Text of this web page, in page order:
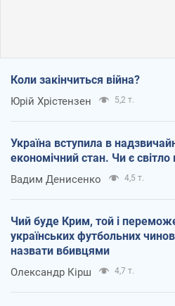
Коли закінчиться війна?
Юрій Хрістензен 5,2 т.
Україна вступила в
економічний стан. Чи є світло
Вадим Денисенко 4,5 т.
Чий буде Крим, той і
українських футбольних
назвати вбивцями
Олександр Кірш 4,7 т.